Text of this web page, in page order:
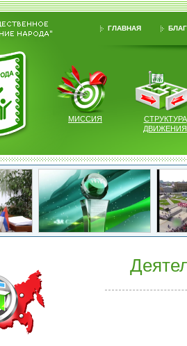
ГЛАВНАЯ
МИССИЯ
СТРУКТУРА
ДВИЖЕНИЯ